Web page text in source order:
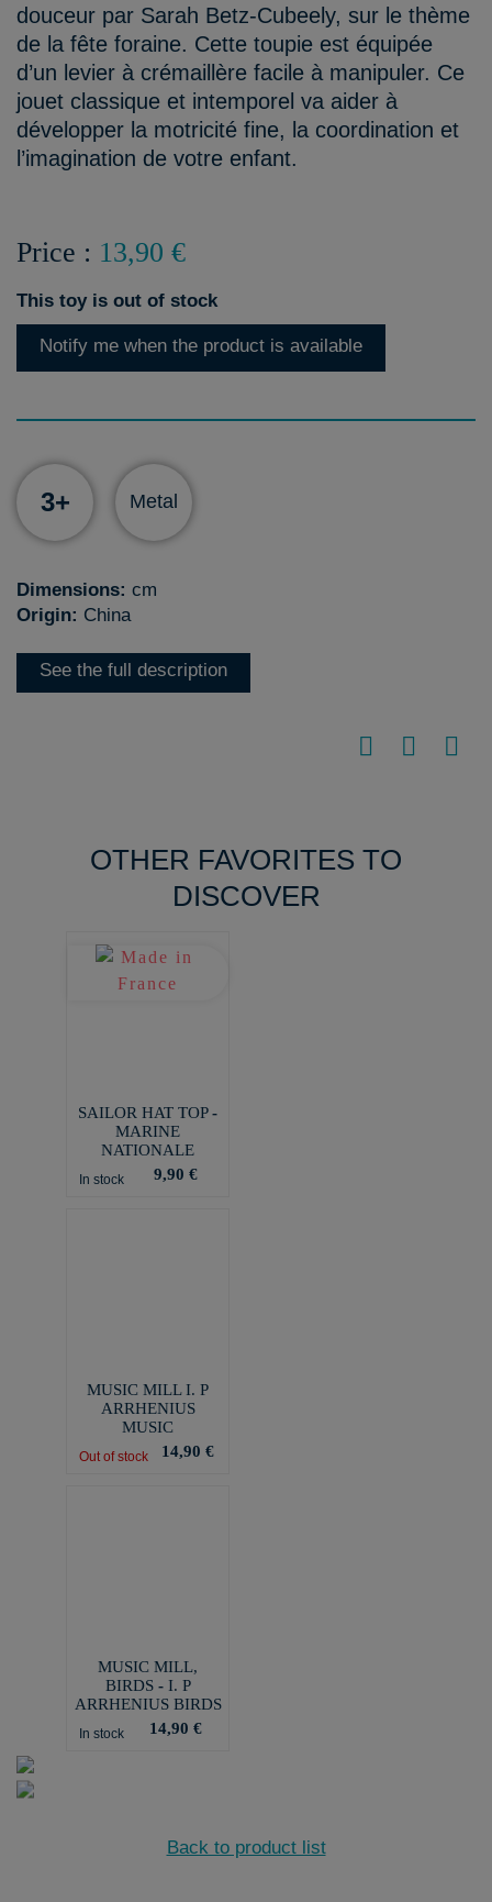
douceur par Sarah Betz-Cubeely, sur le thème
de la fête foraine. Cette toupie est équipée
d’un levier à crémaillère facile à manipuler. Ce
jouet classique et intemporel va aider à
développer la motricité fine, la coordination et
l’imagination de votre enfant.
Price : 13,90 €
This toy is out of stock
Notify me when the product is available
3+ Metal
Dimensions: cm
Origin: China
See the full description
OTHER FAVORITES TO
DISCOVER
SAILOR HAT TOP -
MARINE
NATIONALE
In stock 9,90 €
MUSIC MILL I. P
ARRHENIUS
MUSIC
Out of stock 14,90 €
MUSIC MILL,
BIRDS - I. P
ARRHENIUS BIRDS
In stock 14,90 €
Back to product list